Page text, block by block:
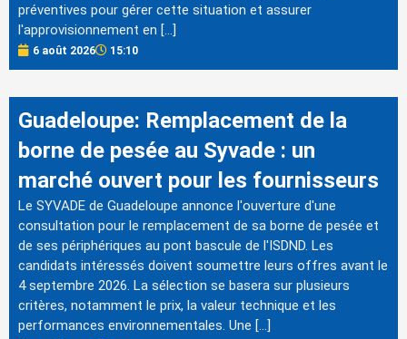
préventives pour gérer cette situation et assurer
l'approvisionnement en […]
6 août 2026 15:10
Guadeloupe: Remplacement de la
borne de pesée au Syvade : un
marché ouvert pour les fournisseurs
Le SYVADE de Guadeloupe annonce l'ouverture d'une
consultation pour le remplacement de sa borne de pesée et
de ses périphériques au pont bascule de l'ISDND. Les
candidats intéressés doivent soumettre leurs offres avant le
4 septembre 2026. La sélection se basera sur plusieurs
critères, notamment le prix, la valeur technique et les
performances environnementales. Une […]